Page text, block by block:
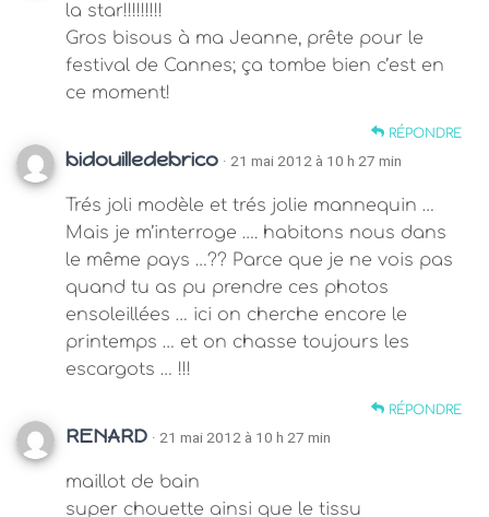
la star!!!!!!!!!
Gros bisous à ma Jeanne, prête pour le
festival de Cannes; ça tombe bien c’est en
ce moment!
RÉPONDRE
bidouilledebrico · 21 mai 2012 à 10 h 27 min
Trés joli modèle et trés jolie mannequin …
Mais je m’interroge …. habitons nous dans
le même pays …?? Parce que je ne vois pas
quand tu as pu prendre ces photos
ensoleillées … ici on cherche encore le
printemps … et on chasse toujours les
escargots … !!!
RÉPONDRE
RENARD · 21 mai 2012 à 10 h 27 min
maillot de bain
super chouette ainsi que le tissu